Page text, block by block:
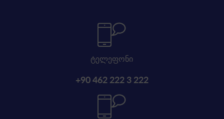
ტელეფონი
+90 462 222 3 222